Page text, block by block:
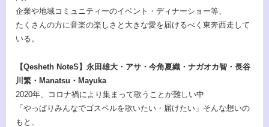
企業や地域コミュニティーのイベント・ディナーショー等、
たくさんの方に音楽の楽しさと大きな愛を届けるべく東奔西走して
いる。
【Qesheth NoteS】永田雄大・アサ・今角夏織・ナガオカ智・長谷
川繁・Manatsu・Mayuka
2020年、コロナ禍により集まって歌うことが難しい中
「やっぱりみんなでゴスペルを歌いたい・届けたい」そんな想いの
もと、